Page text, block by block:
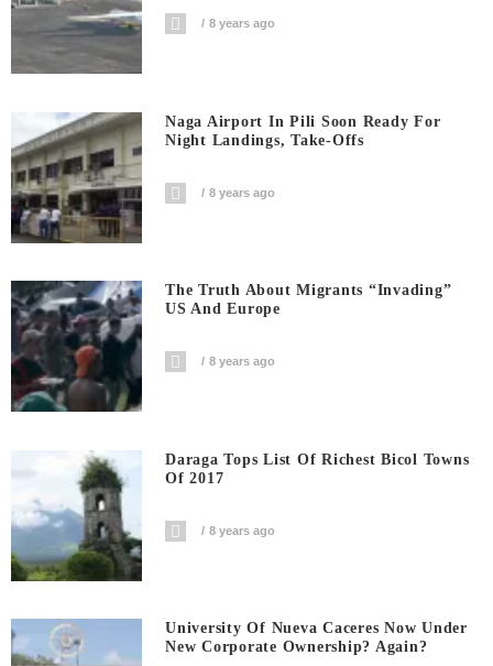
8 years ago
Naga Airport In Pili Soon Ready For
Night Landings, Take-Offs
8 years ago
The Truth About Migrants “invading”
US And Europe
8 years ago
Daraga Tops List Of Richest Bicol Towns
Of 2017
8 years ago
University Of Nueva Caceres Now Under
New Corporate Ownership? Again?